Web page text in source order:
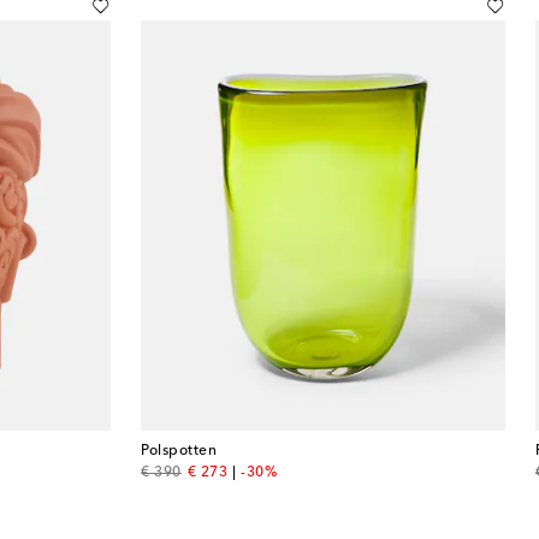
Polspotten
€ 390
original price
€ 273
discount price
-30%